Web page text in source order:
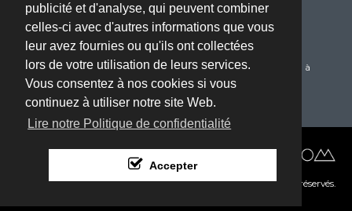
publicité et d'analyse, qui peuvent combiner
celles-ci avec d'autres informations que vous
leur avez fournies ou qu'ils ont collectées
lors de votre utilisation de leurs services.
Vous consentez à nos cookies si vous
continuez à utiliser notre site Web.
Lire notre Politique de confidentialité
Accepter
oriflam@oriflam.com
Service Client :
Du Lundi au Jeudi de 08h00 à 17h00 le Vendredi de 08h00 à
16h00
© Copyright 2017. Tous droits réservés.